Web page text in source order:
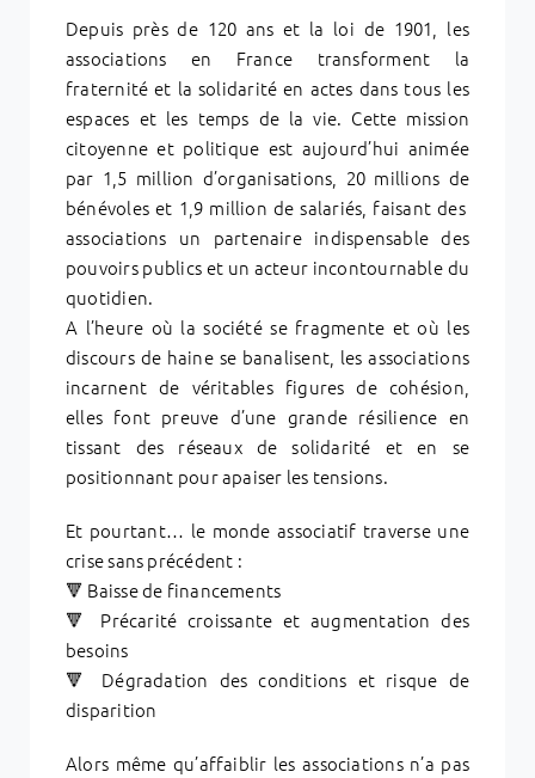
Depuis près de 120 ans et la loi de 1901, les
associations en France transforment la
fraternité et la solidarité en actes dans tous les
espaces et les temps de la vie. Cette mission
citoyenne et politique est aujourd’hui animée
par 1,5 million d’organisations, 20 millions de
bénévoles et 1,9 million de salariés, faisant des
associations un partenaire indispensable des
pouvoirs publics et un acteur incontournable du
quotidien.
A l’heure où la société se fragmente et où les
discours de haine se banalisent, les associations
incarnent de véritables figures de cohésion,
elles font preuve d’une grande résilience en
tissant des réseaux de solidarité et en se
positionnant pour apaiser les tensions.
Et pourtant… le monde associatif traverse une
crise sans précédent :
🔻 Baisse de financements
🔻 Précarité croissante et augmentation des
besoins
🔻 Dégradation des conditions et risque de
disparition
Alors même qu’affaiblir les associations n’a pas